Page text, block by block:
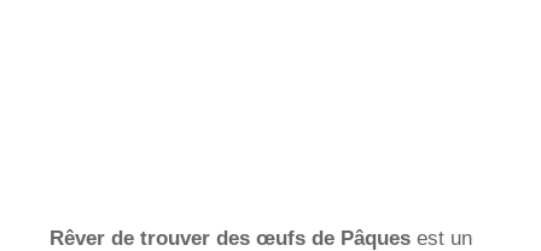
Rêver de trouver des œufs de Pâques est un